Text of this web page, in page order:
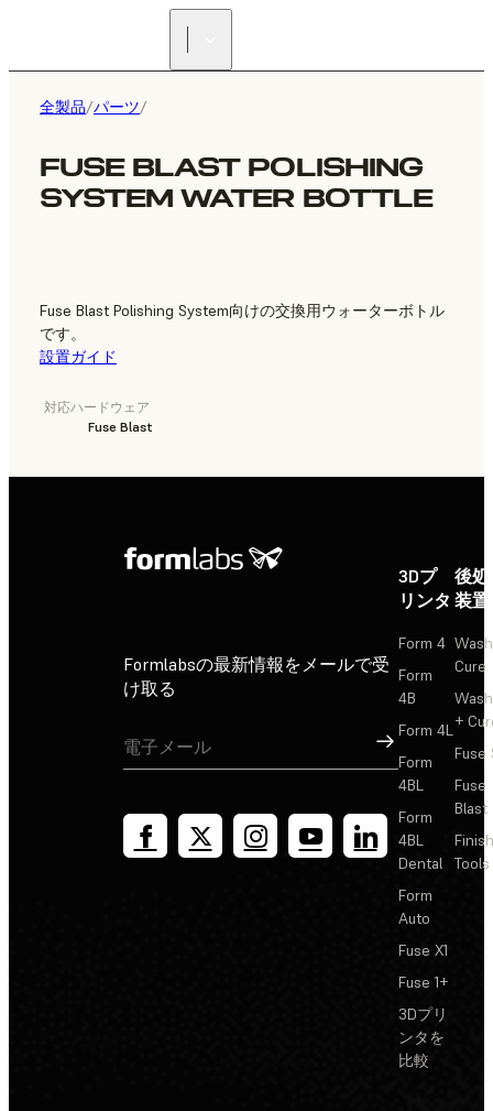
全製品/パーツ/
FUSE BLAST POLISHING
SYSTEM WATER BOTTLE
Fuse Blast Polishing System向けの交換用ウォーターボトル
です。
設置ガイド
対応ハードウェア
Fuse Blast
Formlabsの最新情報をメールで受
け取る
サインアップ
3Dプ
リンタ
Form 4
Form
4B
Form 4L
Form
4BL
Form
4BL
Dental
Form
Auto
Fuse X1
Fuse 1+
3Dプリ
ンタを
比較
後
装置
Cure
+
Fuse
Fuse
Blast
Tools